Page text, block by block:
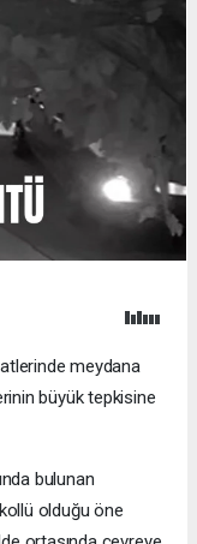
meydana
büyük tepkisine
bulunan
olduğu öne